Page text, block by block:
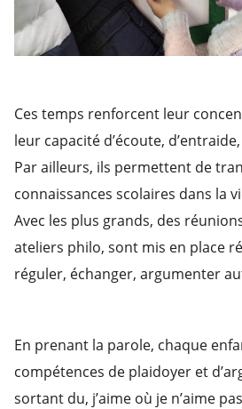
Ces temps renforcent leur
leur capacité d’écoute,
Par ailleurs, ils permettent de
connaissances scolaires dans la
Avec les plus grands, des
ateliers philo, sont mis en place
réguler, échanger, argumenter
En prenant la parole, chaque
compétences de plaidoyer et
sortant du, j’aime où je n’aime